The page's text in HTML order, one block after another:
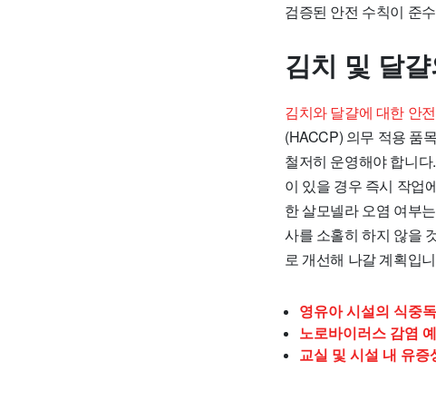
검증된 안전 수칙이 준
김치 및 달
김치와 달걀에 대한 안
(HACCP) 의무 적용 품
철저히 운영해야 합니
이 있을 경우 즉시 작업
한 살모넬라 오염 여부
사를 소홀히 하지 않을
로 개선해 나갈 계획입
영유아 시설의 식중
노로바이러스 감염
교실 및 시설 내 유